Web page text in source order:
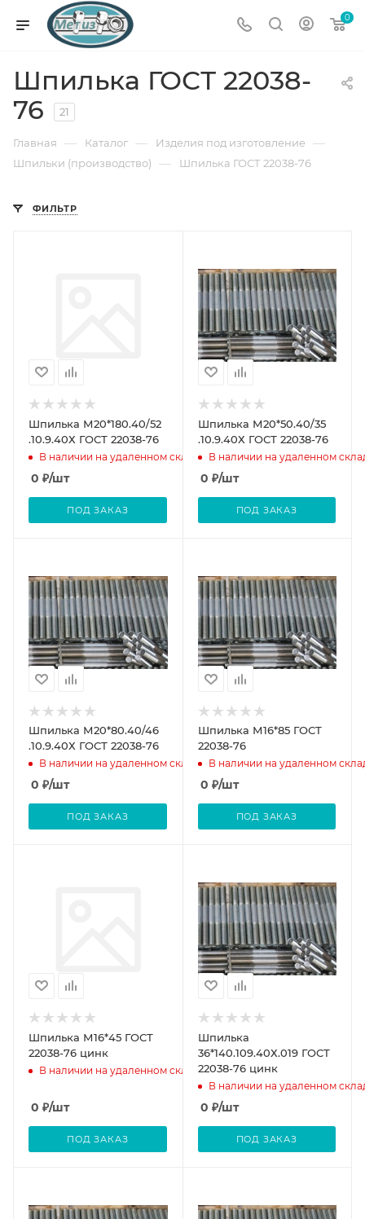
0
Шпилька ГОСТ 22038-
76
21
Главная — Каталог — Изделия под изготовление —
Шпильки (производство) — Шпилька ГОСТ 22038-76
ФИЛЬТР
Шпилька М20*180.40/52
.10.9.40Х ГОСТ 22038-76
В наличии на удаленном складе
0 ₽/шт
ПОД ЗАКАЗ
Шпилька М20*50.40/35
.10.9.40Х ГОСТ 22038-76
В наличии на удаленном
0 ₽/шт
ПОД ЗАКАЗ
Шпилька М20*80.40/46
.10.9.40Х ГОСТ 22038-76
В наличии на удаленном складе
0 ₽/шт
ПОД ЗАКАЗ
Шпилька М16*85 ГОСТ
22038-76
В наличии на удаленном
0 ₽/шт
ПОД ЗАКАЗ
Шпилька М16*45 ГОСТ
22038-76 цинк
В наличии на удаленном складе
0 ₽/шт
ПОД ЗАКАЗ
Шпилька
36*140.109.40Х.019 ГОСТ
22038-76 цинк
В наличии на удаленном
0 ₽/шт
ПОД ЗАКАЗ